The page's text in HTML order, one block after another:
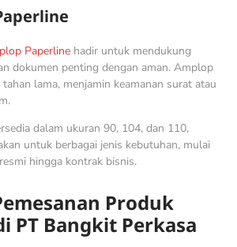
Paperline hadir untuk mendukung
dokumen penting dengan aman. Amplop
lama, menjamin keamanan surat atau
dalam ukuran 90, 104, dan 110,
untuk berbagai jenis kebutuhan, mulai
hingga kontrak bisnis.
Produk
PT Bangkit Perkasa